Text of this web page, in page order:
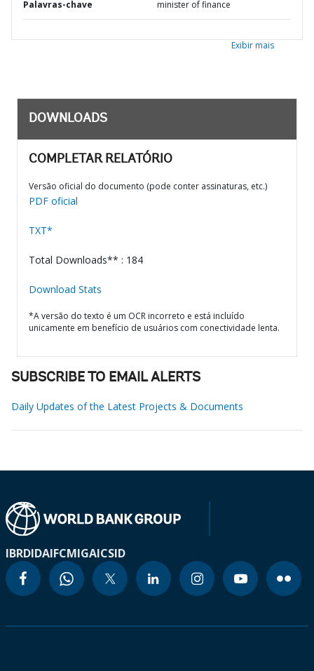
Palavras-chave minister of finance
Exibir mais
DOWNLOADS
COMPLETAR RELATÓRIO
Versão oficial do documento (pode conter assinaturas, etc.)
PDF oficial
TXT*
Total Downloads** : 184
Download Stats
*A versão do texto é um OCR incorreto e está incluído
unicamente em benefício de usuários com conectividade lenta.
SUBSCRIBE TO EMAIL ALERTS
Daily Updates of the Latest Projects & Documents
IBRDIDAIFCMIGAICSID